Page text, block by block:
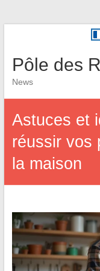
Pôle des
News
Astuces et
réussir vos
la maison